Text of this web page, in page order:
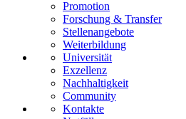
Promotion
Forschung & Transfer
Stellenangebote
Weiterbildung
Universität
Exzellenz
Nachhaltigkeit
Community
Kontakte